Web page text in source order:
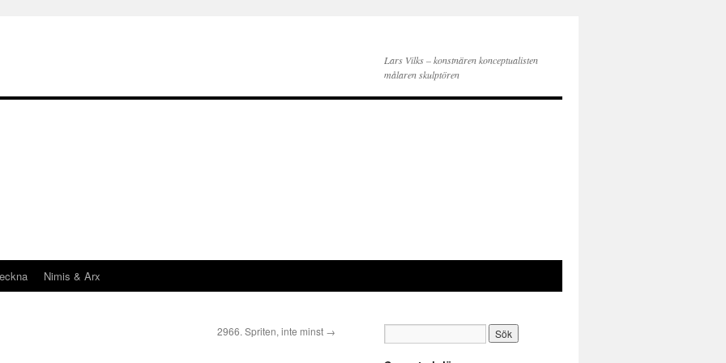
Lars Vilks – konstnären konceptualisten
målaren skulptören
Nimis & Arx
2966. Spriten, inte minst →